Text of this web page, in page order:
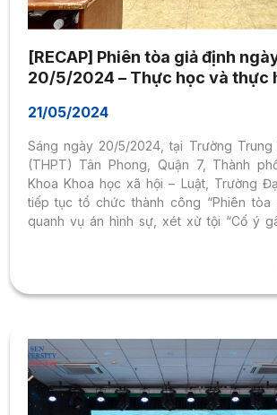
[RECAP] Phiên tòa giả định
20/5/2024 – Thực học và thực
21/05/2024
Sáng ngày 20/5/2024, tại Trường
(THPT) Tân Phong, Quận 7, Thành
Khoa Khoa học xã hội – Luật, Trường
tiếp tục tổ chức thành công “Phiên tòa
quanh vụ án hình sự, xét xử tội “Cố ý
Tân Phong đã thu hút sự đông đảo các
Thầy, Cô cùng tham gia. Với sự hỗ trợ
Ngành Luật Kinh tế, Khoa Khoa học xã